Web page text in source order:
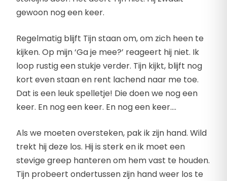
gewoon nog een keer.
Regelmatig blijft Tijn staan om, om zich heen te
kijken. Op mijn ‘Ga je mee?’ reageert hij niet. Ik
loop rustig een stukje verder. Tijn kijkt, blijft nog
kort even staan en rent lachend naar me toe.
Dat is een leuk spelletje! Die doen we nog een
keer. En nog een keer. En nog een keer….
Als we moeten oversteken, pak ik zijn hand. Wild
trekt hij deze los. Hij is sterk en ik moet een
stevige greep hanteren om hem vast te houden.
Tijn probeert ondertussen zijn hand weer los te